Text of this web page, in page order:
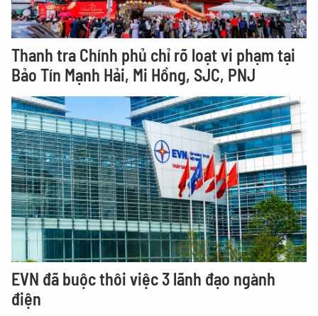
Thanh tra Chính phủ chỉ rõ loạt vi phạm tại
Bảo Tín Mạnh Hải, Mi Hồng, SJC, PNJ
EVN đã buộc thôi việc 3 lãnh đạo ngành
điện